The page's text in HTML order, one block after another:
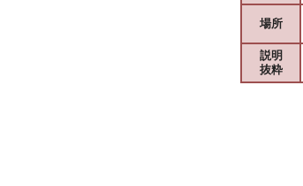
場所
説明
抜粋